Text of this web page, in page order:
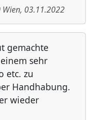
Wien, 03.11.2022
gemachte
sehr
etc. zu
Handhabung.
wieder